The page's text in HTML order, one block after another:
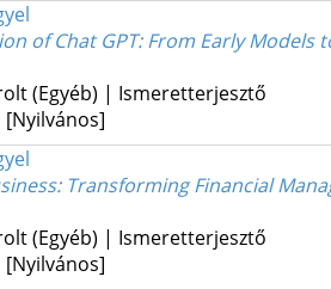
of Chat GPT: From Early Models
(Egyéb) | Ismeretterjesztő
[Nyilvános]
Transforming Financial
(Egyéb) | Ismeretterjesztő
[Nyilvános]